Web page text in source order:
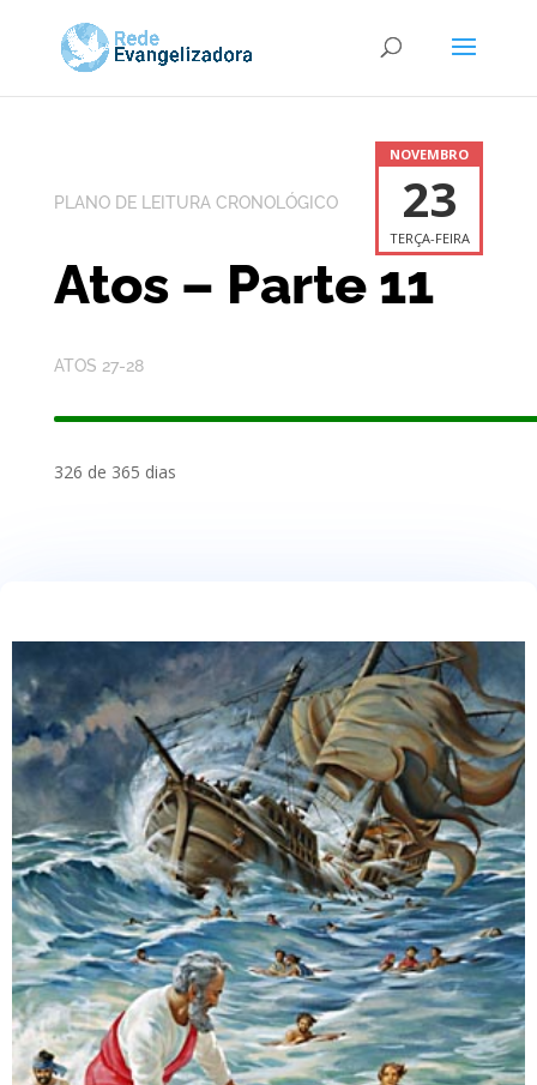
PLANO DE LEITURA CRONOLÓGICO
NOVEMBRO
23
TERÇA-FEIRA
Atos – Parte 11
ATOS 27-28
326 de 365 dias